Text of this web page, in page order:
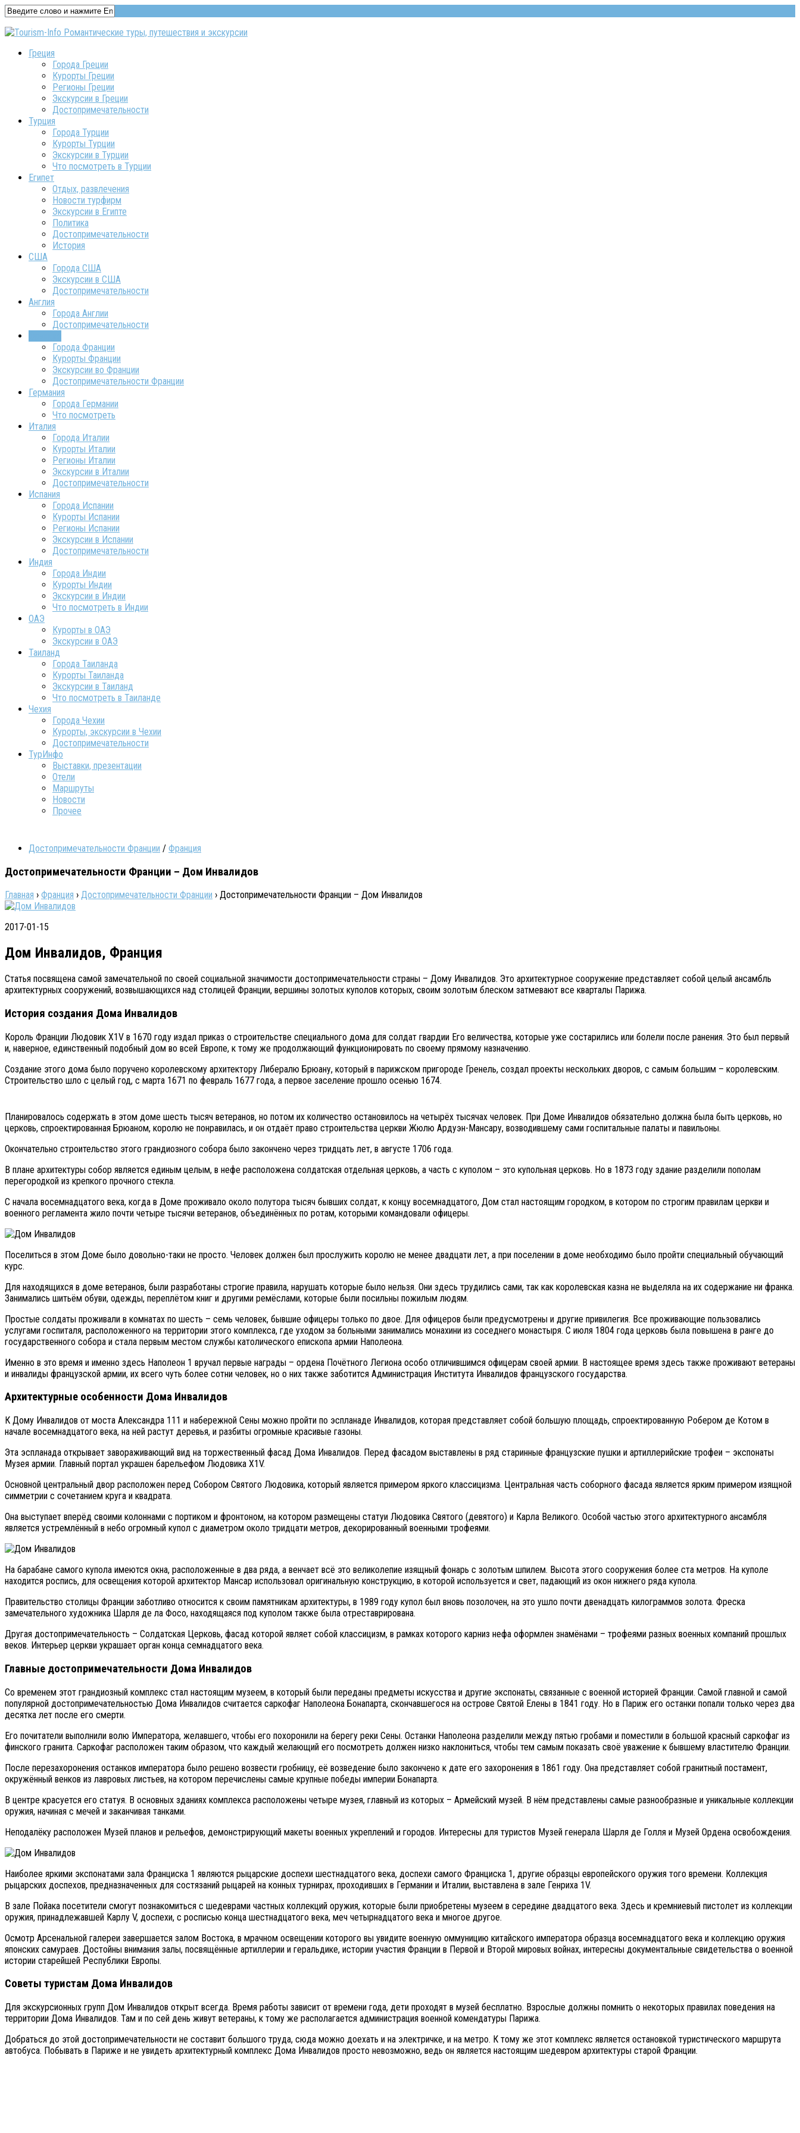
Греция
Города Греции
Курорты Греции
Регионы Греции
Экскурсии в Греции
Достопримечательности
Турция
Города Турции
Курорты Турции
Экскурсии в Турции
Что посмотреть в Турции
Египет
Отдых, развлечения
Новости турфирм
Экскурсии в Египте
Политика
Достопримечательности
История
США
Города США
Экскурсии в США
Достопримечательности
Англия
Города Англии
Достопримечательности
Города Франции
Курорты Франции
Экскурсии во Франции
Достопримечательности Франции
Германия
Города Германии
Что посмотреть
Италия
Города Италии
Курорты Италии
Регионы Италии
Экскурсии в Италии
Достопримечательности
Испания
Города Испании
Курорты Испании
Регионы Испании
Экскурсии в Испании
Достопримечательности
Индия
Города Индии
Курорты Индии
Экскурсии в Индии
Что посмотреть в Индии
ОАЭ
Курорты в ОАЭ
Экскурсии в ОАЭ
Таиланд
Города Таиланда
Курорты Таиланда
Экскурсии в Таиланд
Что посмотреть в Таиланде
Чехия
Города Чехии
Курорты, экскурсии в Чехии
Достопримечательности
ТурИнфо
Выставки, презентации
Отели
Маршруты
Новости
Прочее
Достопримечательности Франции / Франция
Достопримечательности Франции – Дом Инвалидов
Главная › Франция › Достопримечательности Франции › Достопримечательности Франции – Дом Инвалидов
2017-01-15
Дом Инвалидов, Франция
Статья посвящена самой замечательной по своей социальной значимости достопримечательности страны – Дому Инвалидов. Это архитектурное сооружение представляет собой целый ансамбль
архитектурных сооружений, возвышающихся над столицей Франции, вершины золотых куполов которых, своим золотым блеском затмевают все кварталы Парижа.
История создания Дома Инвалидов
Король Франции Людовик X1V в 1670 году издал приказ о строительстве специального дома для солдат гвардии Его величества, которые уже состарились или болели после ранения. Это был первый
и, наверное, единственный подобный дом во всей Европе, к тому же продолжающий функционировать по своему прямому назначению.
Создание этого дома было поручено королевскому архитектору Либералю Брюану, который в парижском пригороде Гренель, создал проекты нескольких дворов, с самым большим – королевским.
Строительство шло с целый год, с марта 1671 по февраль 1677 года, а первое заселение прошло осенью 1674.
Планировалось содержать в этом доме шесть тысяч ветеранов, но потом их количество остановилось на четырёх тысячах человек. При Доме Инвалидов обязательно должна была быть церковь, но
церковь, спроектированная Брюаном, королю не понравилась, и он отдаёт право строительства церкви Жюлю Ардуэн-Мансару, возводившему сами госпитальные палаты и павильоны.
Окончательно строительство этого грандиозного собора было закончено через тридцать лет, в августе 1706 года.
В плане архитектуры собор является единым целым, в нефе расположена солдатская отдельная церковь, а часть с куполом – это купольная церковь. Но в 1873 году здание разделили пополам
перегородкой из крепкого прочного стекла.
С начала восемнадцатого века, когда в Доме проживало около полутора тысяч бывших солдат, к концу восемнадцатого, Дом стал настоящим городком, в котором по строгим правилам церкви и
военного регламента жило почти четыре тысячи ветеранов, объединённых по ротам, которыми командовали офицеры.
Поселиться в этом Доме было довольно-таки не просто. Человек должен был прослужить королю не менее двадцати лет, а при поселении в доме необходимо было пройти специальный обучающий
курс.
Для находящихся в доме ветеранов, были разработаны строгие правила, нарушать которые было нельзя. Они здесь трудились сами, так как королевская казна не выделяла на их содержание ни франка.
Занимались шитьём обуви, одежды, переплётом книг и другими ремёслами, которые были посильны пожилым людям.
Простые солдаты проживали в комнатах по шесть – семь человек, бывшие офицеры только по двое. Для офицеров были предусмотрены и другие привилегия. Все проживающие пользовались
услугами госпиталя, расположенного на территории этого комплекса, где уходом за больными занимались монахини из соседнего монастыря. С июля 1804 года церковь была повышена в ранге до
государственного собора и стала первым местом службы католического епископа армии Наполеона.
Именно в это время и именно здесь Наполеон 1 вручал первые награды – ордена Почётного Легиона особо отличившимся офицерам своей армии. В настоящее время здесь также проживают ветераны
и инвалиды французской армии, их всего чуть более сотни человек, но о них также заботится Администрация Института Инвалидов французского государства.
Архитектурные особенности Дома Инвалидов
К Дому Инвалидов от моста Александра 111 и набережной Сены можно пройти по эспланаде Инвалидов, которая представляет собой большую площадь, спроектированную Робером де Котом в
начале восемнадцатого века, на ней растут деревья, и разбиты огромные красивые газоны.
Эта эспланада открывает завораживающий вид на торжественный фасад Дома Инвалидов. Перед фасадом выставлены в ряд старинные французские пушки и артиллерийские трофеи – экспонаты
Музея армии. Главный портал украшен барельефом Людовика Х1V.
Основной центральный двор расположен перед Собором Святого Людовика, который является примером яркого классицизма. Центральная часть соборного фасада является ярким примером изящной
симметрии с сочетанием круга и квадрата.
Она выступает вперёд своими колоннами с портиком и фронтоном, на котором размещены статуи Людовика Святого (девятого) и Карла Великого. Особой частью этого архитектурного ансамбля
является устремлённый в небо огромный купол с диаметром около тридцати метров, декорированный военными трофеями.
На барабане самого купола имеются окна, расположенные в два ряда, а венчает всё это великолепие изящный фонарь с золотым шпилем. Высота этого сооружения более ста метров. На куполе
находится роспись, для освещения которой архитектор Мансар использовал оригинальную конструкцию, в которой используется и свет, падающий из окон нижнего ряда купола.
Правительство столицы Франции заботливо относится к своим памятникам архитектуры, в 1989 году купол был вновь позолочен, на это ушло почти двенадцать килограммов золота. Фреска
замечательного художника Шарля де ла Фосо, находящаяся под куполом также была отреставрирована.
Другая достопримечательность – Солдатская Церковь, фасад которой являет собой классицизм, в рамках которого карниз нефа оформлен знамёнами – трофеями разных военных компаний прошлых
веков. Интерьер церкви украшает орган конца семнадцатого века.
Главные достопримечательности Дома Инвалидов
Со временем этот грандиозный комплекс стал настоящим музеем, в который были переданы предметы искусства и другие экспонаты, связанные с военной историей Франции. Самой главной и самой
популярной достопримечательностью Дома Инвалидов считается саркофаг Наполеона Бонапарта, скончавшегося на острове Святой Елены в 1841 году. Но в Париж его останки попали только через два
десятка лет после его смерти.
Его почитатели выполнили волю Императора, желавшего, чтобы его похоронили на берегу реки Сены. Останки Наполеона разделили между пятью гробами и поместили в большой красный саркофаг из
финского гранита. Саркофаг расположен таким образом, что каждый желающий его посмотреть должен низко наклониться, чтобы тем самым показать своё уважение к бывшему властителю Франции.
После перезахоронения останков императора было решено возвести гробницу, её возведение было закончено к дате его захоронения в 1861 году. Она представляет собой гранитный постамент,
окружённый венков из лавровых листьев, на котором перечислены самые крупные победы империи Бонапарта.
В центре красуется его статуя. В основных зданиях комплекса расположены четыре музея, главный из которых – Армейский музей. В нём представлены самые разнообразные и уникальные коллекции
оружия, начиная с мечей и заканчивая танками.
Неподалёку расположен Музей планов и рельефов, демонстрирующий макеты военных укреплений и городов. Интересны для туристов Музей генерала Шарля де Голля и Музей Ордена освобождения.
Наиболее яркими экспонатами зала Франциска 1 являются рыцарские доспехи шестнадцатого века, доспехи самого Франциска 1, другие образцы европейского оружия того времени. Коллекция
рыцарских доспехов, предназначенных для состязаний рыцарей на конных турнирах, проходивших в Германии и Италии, выставлена в зале Генриха 1V.
В зале Пойака посетители смогут познакомиться с шедеврами частных коллекций оружия, которые были приобретены музеем в середине двадцатого века. Здесь и кремниевый пистолет из коллекции
оружия, принадлежавшей Карлу V, доспехи, с росписью конца шестнадцатого века, меч четырнадцатого века и многое другое.
Осмотр Арсенальной галереи завершается залом Востока, в мрачном освещении которого вы увидите военную оммуницию китайского императора образца восемнадцатого века и коллекцию оружия
японских самураев. Достойны внимания залы, посвящённые артиллерии и геральдике, истории участия Франции в Первой и Второй мировых войнах, интересны документальные свидетельства о военной
истории старейшей Республики Европы.
Советы туристам Дома Инвалидов
Для экскурсионных групп Дом Инвалидов открыт всегда. Время работы зависит от времени года, дети проходят в музей бесплатно. Взрослые должны помнить о некоторых правилах поведения на
территории Дома Инвалидов. Там и по сей день живут ветераны, к тому же располагается администрация военной комендатуры Парижа.
Добраться до этой достопримечательности не составит большого труда, сюда можно доехать и на электричке, и на метро. К тому же этот комплекс является остановкой туристического маршрута
автобуса. Побывать в Париже и не увидеть архитектурный комплекс Дома Инвалидов просто невозможно, ведь он является настоящим шедевром архитектуры старой Франции.